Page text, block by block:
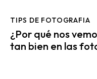
TIPS DE FOTOGRAFIA
¿Por qué nos
tan bien en las